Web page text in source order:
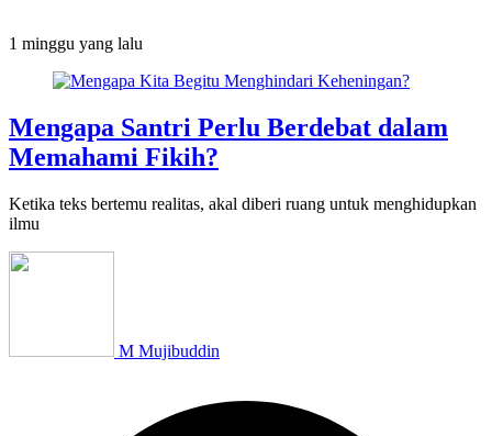
1 minggu yang lalu
Mengapa Santri Perlu Berdebat dalam
Memahami Fikih?
Ketika teks bertemu realitas, akal diberi ruang untuk menghidupkan
ilmu
M Mujibuddin